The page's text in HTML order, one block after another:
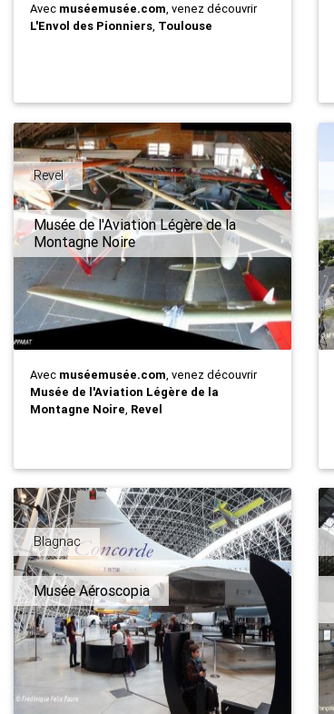
Avec muséemusée.com, venez découvrir
L'Envol des Pionniers, Toulouse
Revel
Musée de l'Aviation Légère de la
Montagne Noire
Avec muséemusée.com, venez découvrir
Musée de l'Aviation Légère de la
Montagne Noire, Revel
Blagnac
Musée Aéroscopia